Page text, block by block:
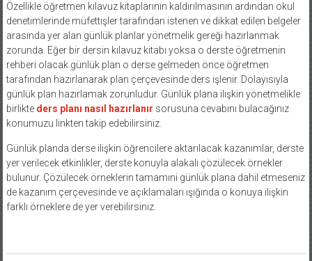
Özellikle öğretmen kılavuz kitaplarının kaldırılmasının ardından okul
denetimlerinde müfettişler tarafından istenen ve dikkat edilen belgeler
arasında yer alan günlük planlar yönetmelik gereği hazırlanmak
zorunda. Eğer bir dersin kılavuz kitabı yoksa o derste öğretmenin
rehberi olacak günlük plan o derse gelmeden önce öğretmen
tarafından hazırlanarak plan çerçevesinde ders işlenir. Dolayısıyla
günlük plan hazırlamak zorunludur. Günlük plana ilişkin yönetmelikle
birlikte ders planı nasıl hazırlanır sorusuna cevabını bulacağınız
konumuzu linkten takip edebilirsiniz.
Günlük planda derse ilişkin öğrencilere aktarılacak kazanımlar, derste
yer verilecek etkinlikler, derste konuyla alakalı çözülecek örnekler
bulunur. Çözülecek örneklerin tamamıni günlük plana dahil etmeseniz
de kazanım çerçevesinde ve açıklamaları ışığında o konuya ilişkin
farklı örneklere de yer verebilirsiniz.